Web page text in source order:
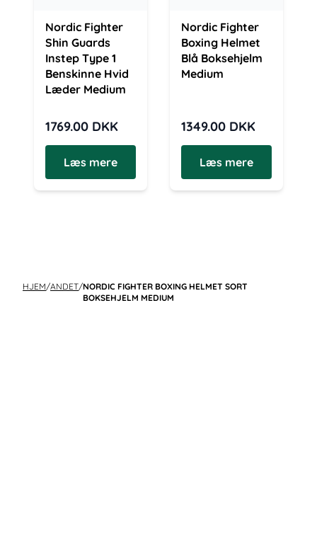
Nordic Fighter
Shin Guards
Instep Type 1
Benskinne Hvid
Læder Medium
1769.00 DKK
Læs mere
Nordic Fighter
Boxing Helmet
Blå Boksehjelm
Medium
1349.00 DKK
Læs mere
HJEM/ANDET/NORDIC FIGHTER BOXING HELMET SORT
BOKSEHJELM MEDIUM